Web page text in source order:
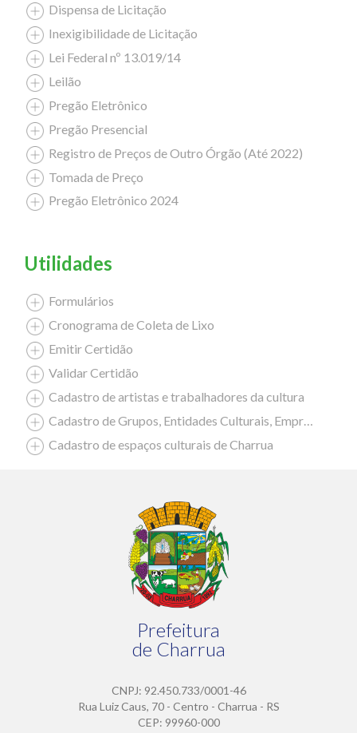
Dispensa de Licitação
Inexigibilidade de Licitação
Lei Federal nº 13.019/14
Leilão
Pregão Eletrônico
Pregão Presencial
Registro de Preços de Outro Órgão (Até 2022)
Tomada de Preço
Pregão Eletrônico 2024
Utilidades
Formulários
Cronograma de Coleta de Lixo
Emitir Certidão
Validar Certidão
Cadastro de artistas e trabalhadores da cultura
Cadastro de Grupos, Entidades Culturais, Empresas Culturais
Cadastro de espaços culturais de Charrua
Prefeitura
de Charrua
CNPJ: 92.450.733/0001-46
Rua Luiz Caus, 70 - Centro - Charrua - RS
CEP: 99960-000